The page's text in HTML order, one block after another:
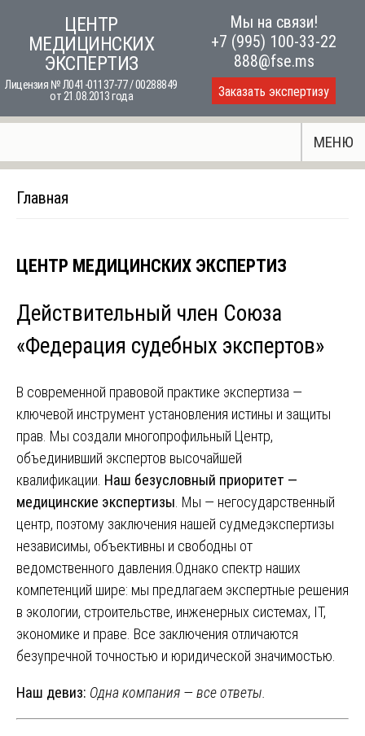
content
ЦЕНТР
МЕДИЦИНСКИХ
ЭКСПЕРТИЗ
Лицензия № Л041-01137-77 / 00288849
от 21.08.2013 года
Мы на связи!
+7 (995) 100-33-22
888@fse.ms
Заказать экспертизу
МЕНЮ
Главная
ЦЕНТР МЕДИЦИНСКИХ ЭКСПЕРТИЗ
Действительный член Союза
«Федерация судебных экспертов»
В современной правовой практике экспертиза —
ключевой инструмент установления истины и защиты
прав. Мы создали многопрофильный Центр,
объединивший экспертов высочайшей
квалификации. Наш безусловный приоритет —
медицинские экспертизы . Мы — негосударственный
центр, поэтому заключения нашей судмедэкспертизы
независимы, объективны и свободны от
ведомственного давления. Однако спектр наших
компетенций шире: мы предлагаем экспертные решения
в экологии, строительстве, инженерных системах, IT,
экономике и праве. Все заключения отличаются
безупречной точностью и юридической значимостью.
Наш девиз: Одна компания — все ответы.